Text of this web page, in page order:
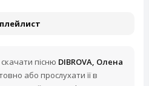
пісню DIBROVA, Олена
або прослухати її в